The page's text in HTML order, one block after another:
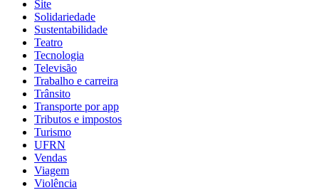
Site
Solidariedade
Sustentabilidade
Teatro
Tecnologia
Televisão
Trabalho e carreira
Trânsito
Transporte por app
Tributos e impostos
Turismo
UFRN
Vendas
Viagem
Violência